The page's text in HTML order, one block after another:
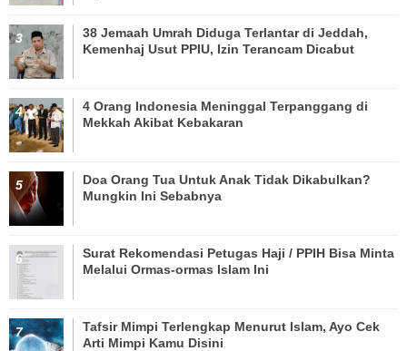
38 Jemaah Umrah Diduga Terlantar di Jeddah,
Kemenhaj Usut PPIU, Izin Terancam Dicabut
4 Orang Indonesia Meninggal Terpanggang di
Mekkah Akibat Kebakaran
Doa Orang Tua Untuk Anak Tidak Dikabulkan?
Mungkin Ini Sebabnya
Surat Rekomendasi Petugas Haji / PPIH Bisa Minta
Melalui Ormas-ormas Islam Ini
Tafsir Mimpi Terlengkap Menurut Islam, Ayo Cek
Arti Mimpi Kamu Disini